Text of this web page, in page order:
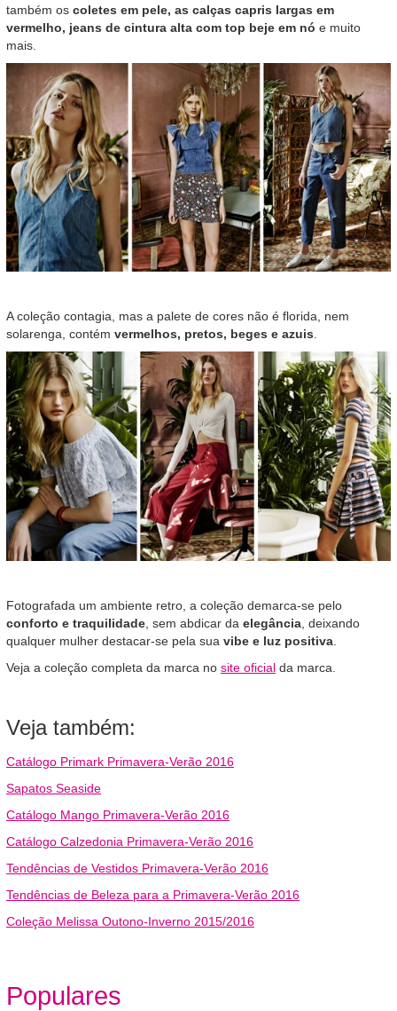
também os coletes em pele, as calças capris largas em
vermelho, jeans de cintura alta com top beje em nó e muito
mais.
A coleção contagia, mas a palete de cores não é florida, nem
solarenga, contém vermelhos, pretos, beges e azuis.
Fotografada um ambiente retro, a coleção demarca-se pelo
conforto e traquilidade , sem abdicar da elegância , deixando
qualquer mulher destacar-se pela sua vibe e luz positiva
Veja a coleção completa da marca no site oficial da marca.
Veja também:
Catálogo Primark Primavera-Verão 2016
Sapatos Seaside
Catálogo Mango Primavera-Verão 2016
Catálogo Calzedonia Primavera-Verão 2016
Tendências de Vestidos Primavera-Verão 2016
Tendências de Beleza para a Primavera-Verão 2016
Coleção Melissa Outono-Inverno 2015/2016
Populares